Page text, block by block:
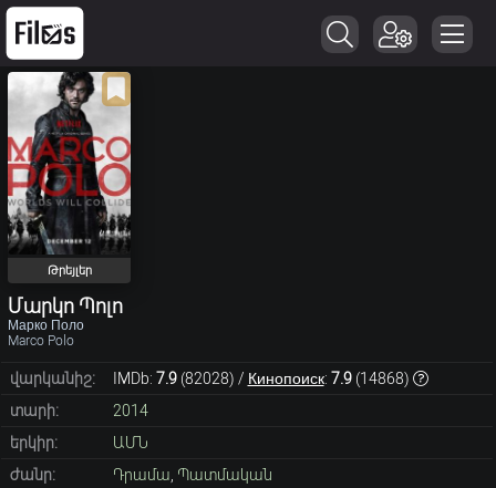
Թրեյլեր
Մարկո Պոլո
Марко Поло
Marco Polo
վարկանիշ: IMDb: 7.9(82028) / Кинопоиск: 7.9(14868)
տարի:
2014
երկիր:
ԱՄՆ
ժանր:
Դրամա Պատմական